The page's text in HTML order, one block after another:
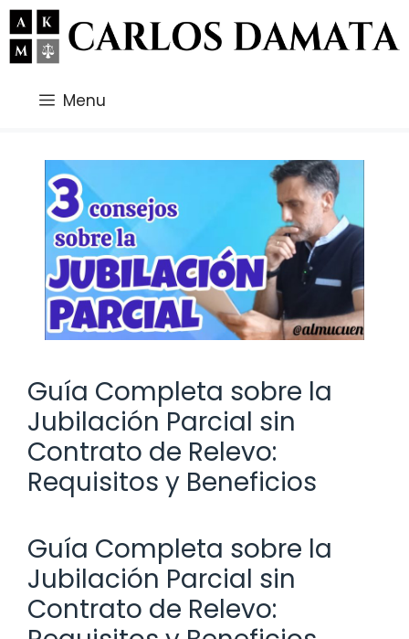
Saltar
al
contenido
Menu
Guía Completa sobre la
Jubilación Parcial sin
Contrato de Relevo:
Requisitos y Beneficios
Guía Completa sobre la
Jubilación Parcial sin
Contrato de Relevo: